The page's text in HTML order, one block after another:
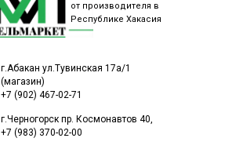
от производителя в
Республике Хакасия
г.Абакан ул.Тувинская 17а/1
(магазин)
+7 (902) 467-02-71
г.Черногорск пр. Космонавтов 40,
+7 (983) 370-02-00